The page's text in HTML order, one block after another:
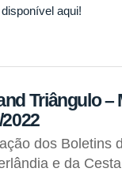
aqui!
Triângulo –
2022
dos Boletins
e da